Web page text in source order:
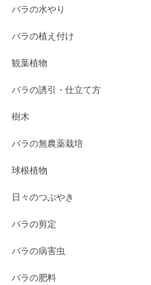
バラの水やり
バラの植え付け
観葉植物
バラの誘引・仕立て方
樹木
バラの無農薬栽培
球根植物
日々のつぶやき
バラの剪定
バラの病害虫
バラの肥料